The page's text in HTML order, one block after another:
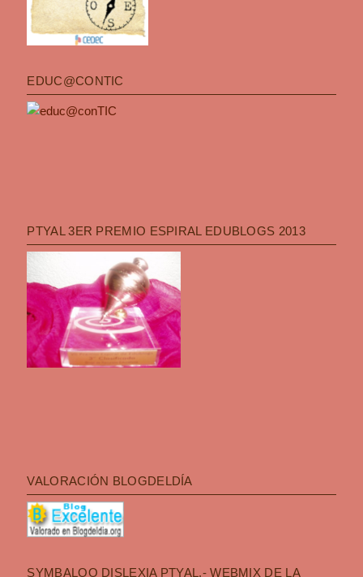
EDUC@CONTIC
PTYAL 3ER PREMIO ESPIRAL EDUBLOGS 2013
VALORACIÓN BLOGDELDÍA
SYMBALOO DISLEXIA PTYAL.- WEBMIX DE LA